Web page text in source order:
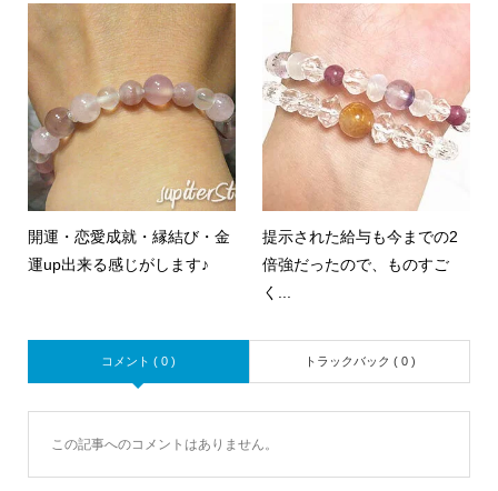
開運・恋愛成就・縁結び・金
運up出来る感じがします♪
提示された給与も今までの2
倍強だったので、ものすご
く...
コメント ( 0 ) トラックバック ( 0 )
この記事へのコメントはありません。